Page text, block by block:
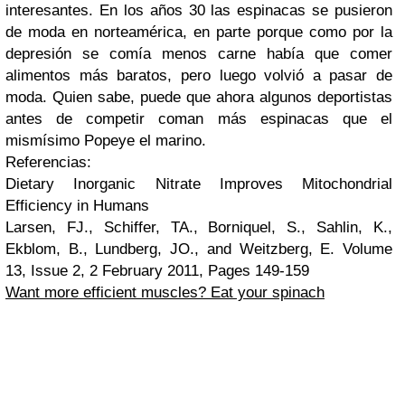
interesantes. En los años 30 las espinacas se pusieron
de moda en norteamérica, en parte porque como por la
depresión se comía menos carne había que comer
alimentos más baratos, pero luego volvió a pasar de
moda. Quien sabe, puede que ahora algunos deportistas
antes de competir coman más espinacas que el
mismísimo Popeye el marino.
Referencias:
Dietary Inorganic Nitrate Improves Mitochondrial
Efficiency in Humans
Larsen, FJ., Schiffer, TA., Borniquel, S., Sahlin, K.,
Ekblom, B., Lundberg, JO., and Weitzberg, E. Volume
13, Issue 2, 2 February 2011, Pages 149-159
Want more efficient muscles? Eat your spinach